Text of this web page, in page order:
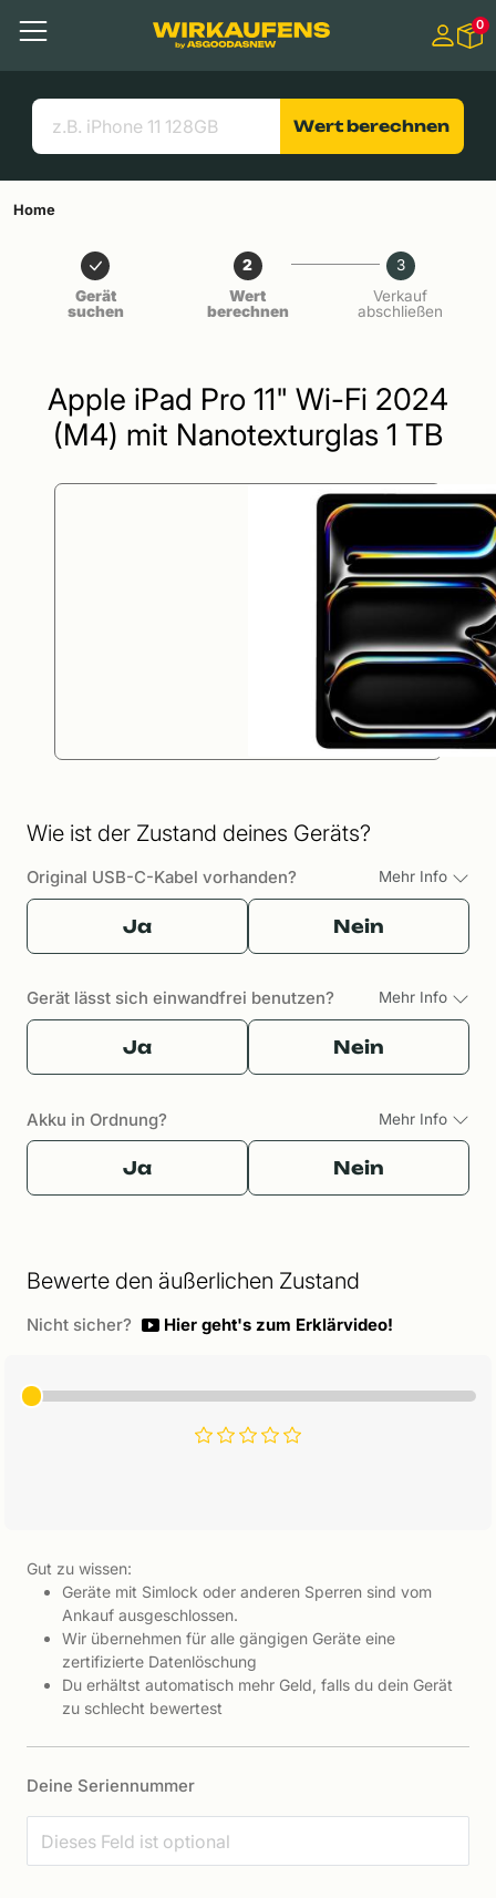
Menü
Suchen
Nützliche Links
0
Wert berechnen
Home
Gerät
suchen
2
Wert
berechnen
3
Verkauf
abschließen
Apple iPad Pro 11" Wi-Fi 2024
(M4) mit Nanotexturglas 1 TB
Wie ist der Zustand deines Geräts?
Original USB-C-Kabel vorhanden? Mehr Info
Ja Nein
Gerät lässt sich einwandfrei benutzen? Mehr Info
Ja Nein
Akku in Ordnung? Mehr Info
Ja Nein
Bewerte den äußerlichen Zustand
Nicht sicher? Hier geht's zum Erklärvideo!
Gut zu wissen:
Geräte mit Simlock oder anderen Sperren sind vom
Ankauf ausgeschlossen.
Wir übernehmen für alle gängigen Geräte eine
zertifizierte Datenlöschung
Du erhältst automatisch mehr Geld, falls du dein Gerät
zu schlecht bewertest
Deine Seriennummer